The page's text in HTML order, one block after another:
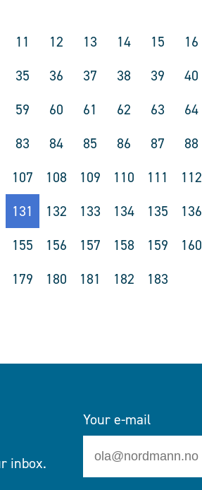
11 12 13 14 15 16
35 36 37 38 39 40
59 60 61 62 63 64
83 84 85 86 87 88
107 108 109 110 111 112
131 132 133 134 135 136
155 156 157 158 159 160
179 180 181 182 183
inbox.
Your e-mail